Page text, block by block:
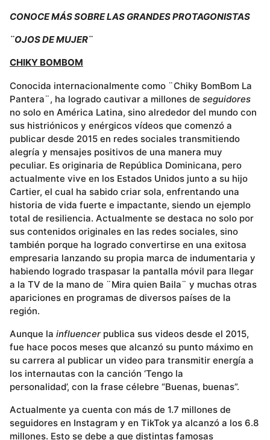
CONOCE MÁS SOBRE LAS GRANDES PROTAGONISTAS
¨OJOS DE MUJER¨
CHIKY BOMBOM
Conocida internacionalmente como ¨Chiky BomBom La
Pantera¨, ha logrado cautivar a millones de seguidores
no solo en América Latina, sino alrededor del mundo con
sus histriónicos y enérgicos vídeos que comenzó a
publicar desde 2015 en redes sociales transmitiendo
alegría y mensajes positivos de una manera muy
peculiar. Es originaria de República Dominicana, pero
actualmente vive en los Estados Unidos junto a su hijo
Cartier, el cual ha sabido criar sola, enfrentando una
historia de vida fuerte e impactante, siendo un ejemplo
total de resiliencia. Actualmente se destaca no solo por
sus contenidos originales en las redes sociales, sino
también porque ha logrado convertirse en una exitosa
empresaria lanzando su propia marca de indumentaria y
habiendo logrado traspasar la pantalla móvil para llegar
a la TV de la mano de ¨Mira quien Baila¨ y muchas otras
apariciones en programas de diversos países de la
región.
Aunque la influencer publica sus videos desde el 2015,
fue hace pocos meses que alcanzó su punto máximo en
su carrera al publicar un video para transmitir energía a
los internautas con la canción ‘Tengo la
personalidad’, con la frase célebre “Buenas, buenas”.
Actualmente ya cuenta con más de 1.7 millones de
seguidores en Instagram y en TikTok ya alcanzó a los 6.8
millones. Esto se debe a que distintas famosas